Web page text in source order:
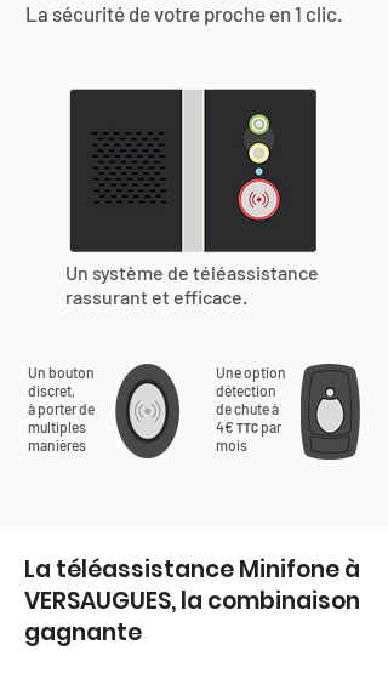
La sécurité de votre proche en 1 clic.
Un système de téléassistance
rassurant et efficace.
Un bouton
discret,
à porter de
multiples
manières
Une option
détection
de chute à
4€ TTC par
mois
La téléassistance Minifone à
VERSAUGUES, la combinaison
gagnante